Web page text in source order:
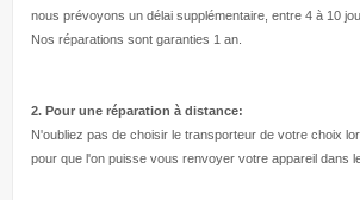
nous prévoyons un délai supplémentaire, entre 4 à 10
Nos réparations sont garanties 1 an.
2. Pour une réparation à distance:
N'oubliez pas de choisir le transporteur de votre choix
pour que l'on puisse vous renvoyer votre appareil dans